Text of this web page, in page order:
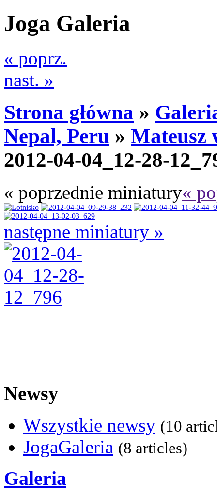
Joga Galeria
« poprz.
nast. »
Strona główna »
Nepal, Peru » Mateusz
2012-04-04_12-28-
« poprzednie miniatury«
następne miniatury »
Newsy
Wszystkie newsy (10
JogaGaleria (8 articles)
Galeria